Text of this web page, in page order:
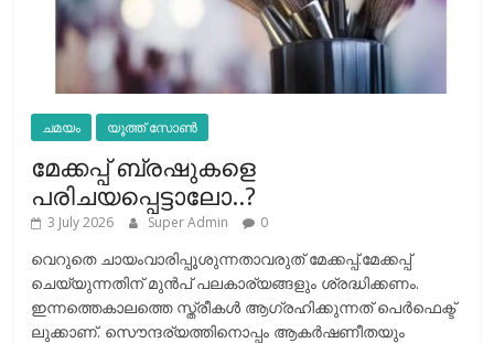
ചമയം യൂത്ത് സോൺ
മേക്കപ്പ് ബ്രഷുകളെ
പരിചയപ്പെട്ടാലോ..?
3 July 2026 Super Admin 0
വെറുതെ ചായംവാരിപ്പൂശുന്നതാവരുത് മേക്കപ്പ്.മേക്കപ്പ്
ചെയ്യുന്നതിന് മുന്‍പ് പലകാര്യങ്ങളും ശ്രദ്ധിക്കണം.
ഇന്നത്തെകാലത്തെ സ്ത്രീകള്‍ ആഗ്രഹിക്കുന്നത് പെര്‍ഫെക്ട്
ലുക്കാണ്. സൌന്ദര്യത്തിനൊപ്പം ആകര്‍ഷണീതയും